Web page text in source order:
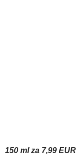
150 ml za 7,99 EUR